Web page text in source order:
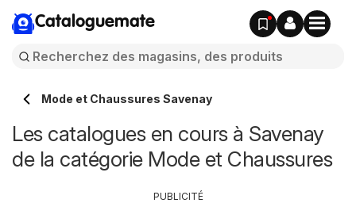
Cataloguemate
Mode et Chaussures Savenay
Les catalogues en cours à Savenay
de la catégorie Mode et Chaussures
PUBLICITÉ